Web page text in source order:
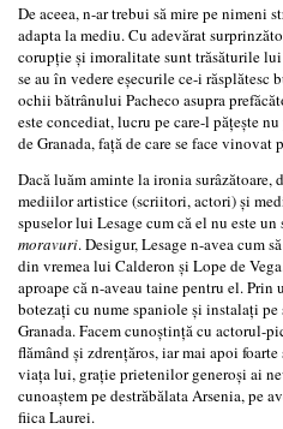
De aceea, n-ar trebui să mire pe nimeni
adapta la mediu. Cu adevărat
corupţie şi imoralitate sunt trăsăturile
se au în vedere eşecurile ce-i
ochii bătrânului Pacheco asupra
este concediat, lucru pe care-l păţeşte
de Granada, faţă de care se face
Dacă luăm aminte la ironia
mediilor artistice (scriitori, actori) şi
spuselor lui Lesage cum că el nu este
moravuri. Desigur, Lesage n-avea cum
din vremea lui Calderon şi Lope de
aproape că n-aveau taine pentru el.
botezaţi cu nume spaniole şi instalaţi
Granada. Facem cunoştinţă cu actorul-
flămând şi zdrenţăros, iar mai apoi
viaţa lui, graţie prietenilor generoşi ai
cunoaştem pe destrăbălata Arsenia, pe
fiica Laurei.